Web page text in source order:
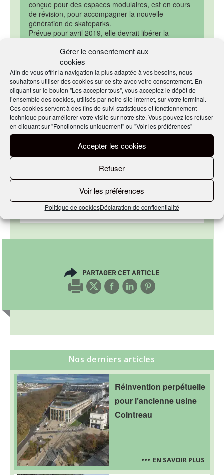
Gérer le consentement aux
cookies
Afin de vous offrir la navigation la plus adaptée à vos besoins, nous
souhaitons utiliser des cookies sur ce site avec votre consentement. En
cliquant sur le bouton "Les accepter tous", vous acceptez le dépôt de
l’ensemble des cookies, utilisés par notre site internet, sur votre terminal.
Ces cookies servent à des fins de suivi statistiques et fonctionnement
technique pour améliorer votre visite sur notre site. Vous pouvez les refuser
en cliquant sur "Fonctionnels uniquement" ou "Voir les préférences"
Accepter les cookies
Refuser
Voir les préférences
Politique de cookiesDéclaration de confidentialité
conçue pour des espaces modulaires, est en cours
de révision, pour accompagner la nouvelle
génération de skateparks.
Prévue pour avril 2019, elle devrait libérer la
davantage les acteurs publics grâce à l’instauration
de contrôles réguliers.
À cela s’ajouteront prochainement deux labels
qualité, définis par Qualisport : l’un concernera
l’ingénierie spécialisée, l’autre les constructeurs
spécialisés.
Par Charles Legueltel, le 11/01/2019
EN SAVOIR
PLUS
Commission Nationale Skateboard
PARTAGER CET ARTICLE
Nos derniers articles
Réinvention perpétuelle
pour l’ancienne usine
Cointreau
EN SAVOIR PLUS